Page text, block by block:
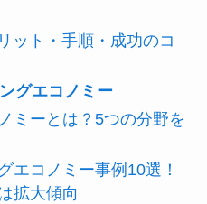
ット・手順・成功のコ
グエコノミー
ミーとは？5つの分野を
エコノミー事例10選！
拡大傾向